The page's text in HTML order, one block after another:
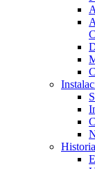
Historia